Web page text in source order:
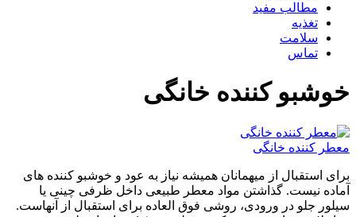
مطالب مفید
تغذیه
سلامت
تماس
خوشبو کننده خانگی
معطر کننده خانگی
برای استقبال از میهمانان همیشه نیاز به عود و خوشبو کننده های
آماده نیست. گذاشتن مواد معطر طبیعی داخل ظرفی چینی یا
سیلور جلو در ورودی، روشی فوق العاده برای استقبال از آنهاست.